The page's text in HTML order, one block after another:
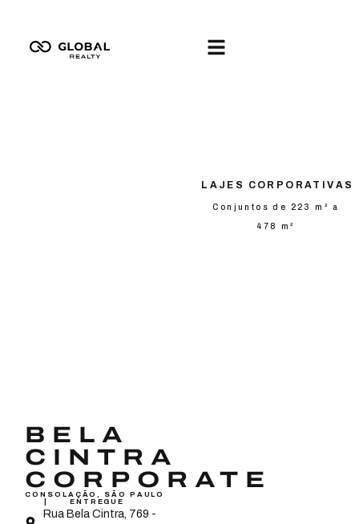
BELA
CINTRA
CORPORATE
CONSOLAÇÃO, SÃO PAULO
| ENTREGUE
Rua Bela Cintra, 769 -
LAJES CORPORATIVAS
Conjuntos de 223 m² a
478 m²